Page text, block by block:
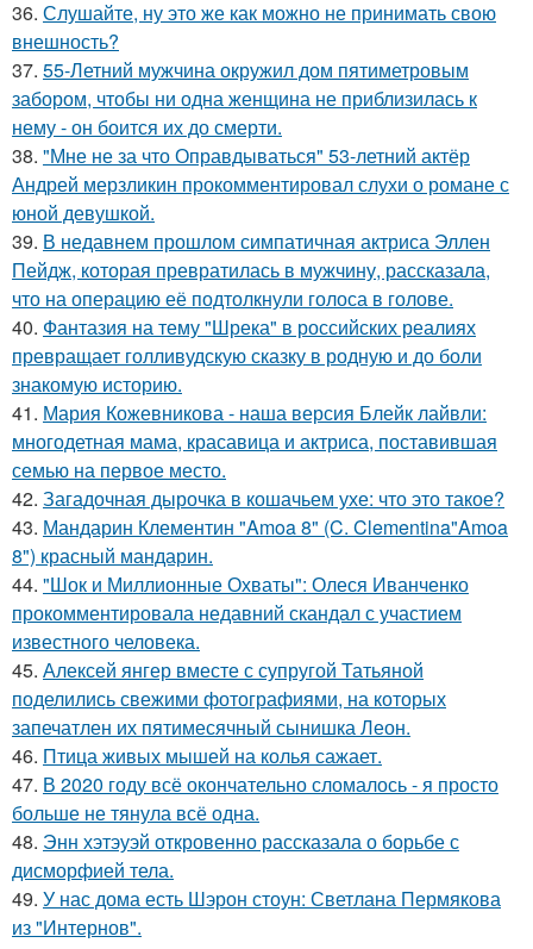
36. Слушайте, ну это же как можно не принимать свою
внешность?
37. 55-Летний мужчина окружил дом пятиметровым
забором, чтобы ни одна женщина не приблизилась к
нему - он боится их до смерти.
38. "Мне не за что Оправдываться" 53-летний актёр
Андрей мерзликин прокомментировал слухи о романе с
юной девушкой.
39. В недавнем прошлом симпатичная актриса Эллен
Пейдж, которая превратилась в мужчину, рассказала,
что на операцию её подтолкнули голоса в голове.
40. Фантазия на тему "Шрека" в российских реалиях
превращает голливудскую сказку в родную и до боли
знакомую историю.
41. Мария Кожевникова - наша версия Блейк лайвли:
многодетная мама, красавица и актриса, поставившая
семью на первое место.
42. Загадочная дырочка в кошачьем ухе: что это такое?
43. Мандарин Клементин "Amoa 8" (C. Clementina"Amoa
8") красный мандарин.
44. "Шок и Миллионные Охваты": Олеся Иванченко
прокомментировала недавний скандал с участием
известного человека.
45. Алексей янгер вместе с супругой Татьяной
поделились свежими фотографиями, на которых
запечатлен их пятимесячный сынишка Леон.
46. Птица живых мышей на колья сажает.
47. В 2020 году всё окончательно сломалось - я просто
больше не тянула всё одна.
48. Энн хэтэуэй откровенно рассказала о борьбе с
дисморфией тела.
49. У нас дома есть Шэрон стоун: Светлана Пермякова
из "Интернов".